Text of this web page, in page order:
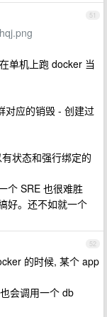
51
单机上跑 docker 当
对应的销毁 - 创建过
状态和强行绑定的
个 SRE 也很难胜
好。还不如就一个
52
的时候, 某个 app
会调用一个 db